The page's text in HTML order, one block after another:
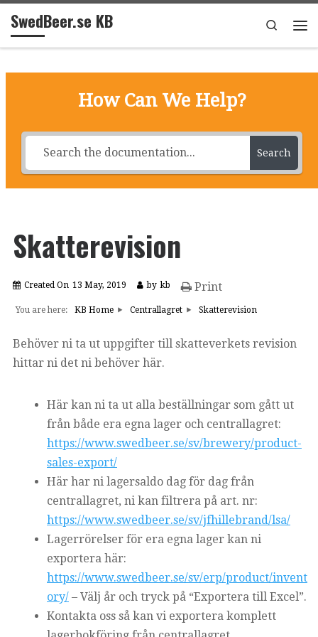
Skip to content
SwedBeer.se KB
Search
How Can We Help?
Search
Skatterevision
Created On 13 May, 2019 by kb Print
You are here: KB Home Centrallagret Skatterevision
Behöver ni ta ut uppgifter till skatteverkets revision
hittar ni det ni behöver här.
Här kan ni ta ut alla beställningar som gått ut
från både era egna lager och centrallagret:
https://www.swedbeer.se/sv/brewery/product-
sales-export/
Här har ni lagersaldo dag för dag från
centrallagret, ni kan filtrera på art. nr:
https://www.swedbeer.se/sv/jfhillebrand/lsa/
Lagerrörelser för era egna lager kan ni
exportera här:
https://www.swedbeer.se/sv/erp/product/invent
ory/ – Välj år och tryck på “Exportera till Excel”.
Kontakta oss så kan vi exportera komplett